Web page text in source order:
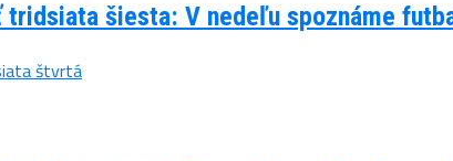
tridsiata šiesta: V nedeľu spoznáme